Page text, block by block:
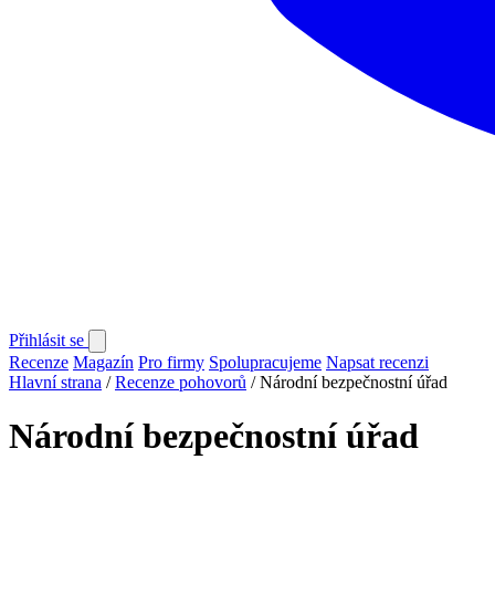
Přihlásit se
Recenze Magazín Pro firmy Spolupracujeme Napsat recenzi
Hlavní strana / Recenze pohovorů / Národní bezpečnostní úřad
Národní bezpečnostní úřad